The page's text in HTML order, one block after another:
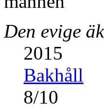
Den evige
2015
Bakhåll
8/10